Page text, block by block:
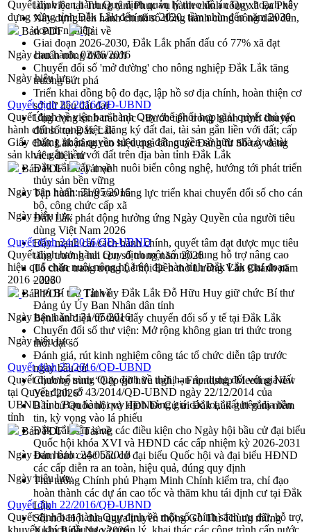
làm việc tại Trung tâm Phục vụ hành chính công xã Ea Phê
Xây dựng nền hành chính số đồng hành cùng nông dân dân,
doanh nghiệp
Giai đoạn 2026-2030, Đắk Lắk phấn đấu có 77% xã đạt
chuẩn nông thôn mới
Chuyển đổi số 'mở đường' cho nông nghiệp Đắk Lắk tăng
trưởng bứt phá
Triển khai đồng bộ đo đạc, lập hồ sơ địa chính, hoàn thiện cơ
sở dữ liệu đất đai
Ứng dụng sinh trắc học - Bước tiến trong hành trình chuyển
đổi số tại Đắk Lắk
Đắk Lắk nâng cao hiệu quả công tác Đảng từ Sổ tay đảng
viên điện tử
Đắk Lắk đẩy mạnh nuôi biển công nghệ, hướng tới phát triển
thủy sản bền vững
Tập huấn nâng cao năng lực triển khai chuyển đổi số cho cán
bộ, công chức cấp xã
Đắk Lắk phát động hưởng ứng Ngày Quyền của người tiêu
dùng Việt Nam 2026
Đẩy mạnh cải cách hành chính, quyết tâm đạt được mục tiêu
tăng trưởng hai con số trong năm 2026
Tổ chức trang trọng Lễ hội Đền thờ Lương Văn Chánh năm
2026
Phó Bí thư Tỉnh ủy Đắk Lắk Đỗ Hữu Huy giữ chức Bí thư
Đảng ủy Ủy Ban Nhân dân tỉnh
Bệnh án điện tử thúc đẩy chuyển đổi số y tế tại Đắk Lắk
Chuyển đổi số thư viện: Mở rộng không gian tri thức trong
thời đại số
Đánh giá, rút kinh nghiệm công tác tổ chức diễn tập trước
ngày bầu cử
Chương trình “Gặp gỡ hữu nghị – Friendship Meeting New
Year 2026”
Bầu cử Quốc hội và HĐND: Cử tri Đắk Lắk gửi gắm niềm
tin, kỳ vọng vào lá phiếu
Đắk Lắk sẵn sàng các điều kiện cho Ngày hội bầu cử đại biểu
Quốc hội khóa XVI và HĐND các cấp nhiệm kỳ 2026-2031
Đảm bảo cuộc bầu cử đại biểu Quốc hội và đại biểu HĐND
các cấp diễn ra an toàn, hiệu quả, đúng quy định
Thủ tướng Chính phủ Phạm Minh Chính kiểm tra, chỉ đạo
hoàn thành các dự án cao tốc và thăm khu tái định cư tại Đắk
Lắk
Sôi nổi Hội đua ngựa truyền thống Gò Thì Thùng mừng
Quyết định ban hành Quy định quản lý theo đồ án Quy hoạch xây
dựng vùng tỉnh Đắk Lắk đến năm 2020, tầm nhìn đến năm 2030
Bản PDF
Tải về
Ngày ban hành:02/06/2016
Ngày hiệu lực:
Quyết định 25/2016/QĐ-UBND
Quyết định về việc ban hành Quy chế phối hợp giải quyết thủ tục
hành chính trong việc đăng ký đất đai, tài sản gắn liền với đất; cấp
Giấy chứng nhận quyền sử dụng đất, quyền sở hữu nhà ở và tài
sản khác gắn liền với đất trên địa bàn tỉnh Đắk Lắk
Bản PDF
Tải về
Ngày ban hành:31/05/2016
Ngày hiệu lực:
Quyết định 24/2016/QĐ-UBND
Quyết định ban hành Quy định một số nội dung hỗ trợ nâng cao
hiệu quả chăn nuôi nông hộ trên địa bàn tỉnh Đắk Lắk giai đoạn
2016 - 2020
Bản PDF
Tải về
Ngày ban hành:31/05/2016
Ngày hiệu lực:
Quyết định 23/2016/QĐ-UBND
Quyết định bổ sung Quy định về thời hạn áp dụng đối với giá đất
tại Quyết định số 43/2014/QĐ-UBND ngày 22/12/2014 của
UBND tỉnh Ban hành quy định bảng giá các loại đất trên địa bàn
tỉnh
Bản PDF
Tải về
Ngày ban hành:24/05/2016
Ngày hiệu lực:
Quyết định 22/2016/QĐ-UBND
Quyết định ban hành Quy định về một số chính sách ưu đãi, hỗ trợ,